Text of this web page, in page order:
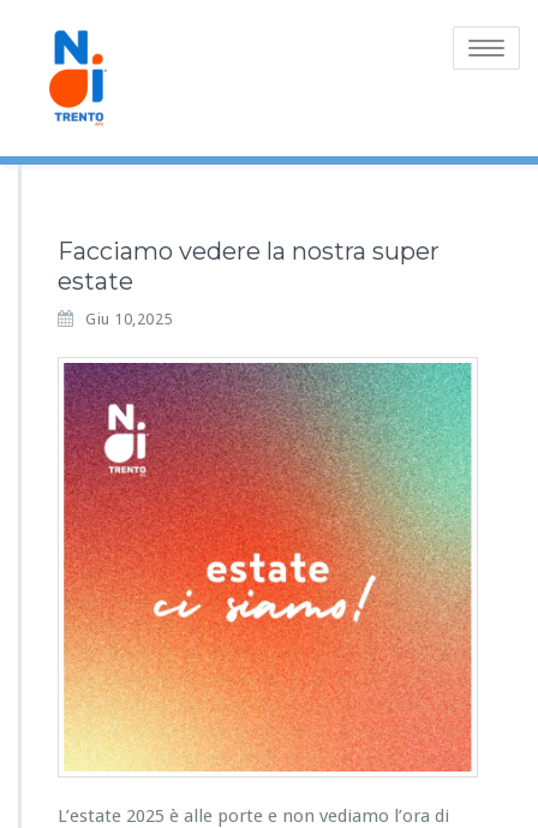
Toggle
Facciamo vedere la nostra super
estate
Giu 10,2025
L’estate 2025 è alle porte e non vediamo l’ora di